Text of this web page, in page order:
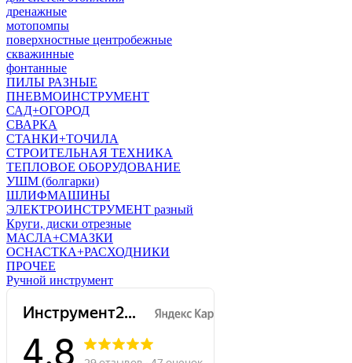
дренажные
мотопомпы
поверхностные центробежные
скважинные
фонтанные
ПИЛЫ РАЗНЫЕ
ПНЕВМОИНСТРУМЕНТ
САД+ОГОРОД
СВАРКА
СТАНКИ+ТОЧИЛА
СТРОИТЕЛЬНАЯ ТЕХНИКА
ТЕПЛОВОЕ ОБОРУДОВАНИЕ
УШМ (болгарки)
ШЛИФМАШИНЫ
ЭЛЕКТРОИНСТРУМЕНТ разный
Круги, диски отрезные
МАСЛА+СМАЗКИ
ОСНАСТКА+РАСХОДНИКИ
ПРОЧЕЕ
Ручной инструмент